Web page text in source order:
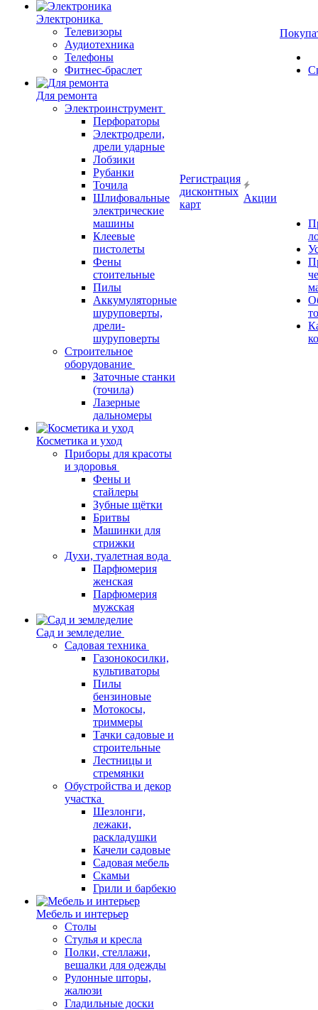
Электроника
Телевизоры
Аудиотехника
Телефоны
Фитнес-браслет
Для ремонта
Электроинструмент
Перфораторы
Электродрели,
дрели ударные
Лобзики
Рубанки
Точила
Шлифовальные
электрические
машины
Клеевые
пистолеты
Фены
стоительные
Пилы
Аккумуляторные
шуруповерты,
дрели-
шуруповерты
Строительное
оборудование
Заточные станки
(точила)
Лазерные
дальномеры
Косметика и уход
Приборы для красоты
и здоровья
Фены и
стайлеры
Зубные щётки
Бритвы
Машинки для
стрижки
Духи, туалетная вода
Парфюмерия
женская
Парфюмерия
мужская
Сад и земледелие
Садовая техника
Газонокосилки,
культиваторы
Пилы
бензиновые
Мотокосы,
триммеры
Тачки садовые и
строительные
Лестницы и
стремянки
Обустройства и декор
участка
Шезлонги,
лежаки,
раскладушки
Качели садовые
Садовая мебель
Скамьи
Грили и барбекю
Мебель и интерьер
Столы
Стулья и кресла
Полки, стеллажи,
вешалки для одежды
Рулонные шторы,
жалюзи
Гладильные доски
Регистрация
дисконтных
карт
Акции